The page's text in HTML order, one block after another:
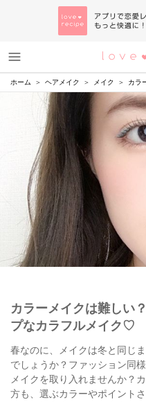
ホーム ヘアメイク メイク カラ
カラーメイクは難しい
プなカラフルメイク♡
春なのに、メイクは冬と同じ
でしょうか？ファッション同
メイクを取り入れませんか？
方も、選ぶカラーやポイント